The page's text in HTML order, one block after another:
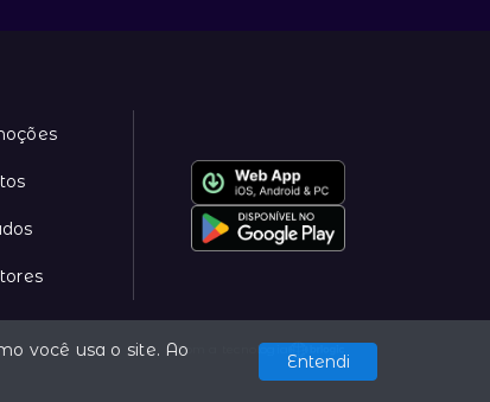
Com a tecnologia
você usa o site. Ao
Entendi